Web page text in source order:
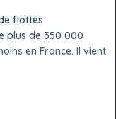
flottes
plus de 350 000
en France. Il vient